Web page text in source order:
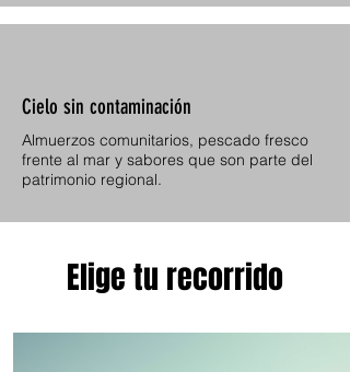
Cielo sin contaminación
Almuerzos comunitarios, pescado fresco
frente al mar y sabores que son parte del
patrimonio regional.
Elige tu recorrido